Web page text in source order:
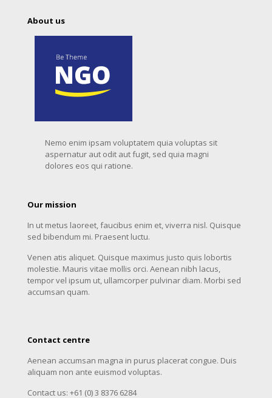
About us
Nemo enim ipsam voluptatem quia voluptas sit
aspernatur aut odit aut fugit, sed quia magni
dolores eos qui ratione.
Our mission
In ut metus laoreet, faucibus enim et, viverra nisl. Quisque
sed bibendum mi. Praesent luctu.
Venen atis aliquet. Quisque maximus justo quis lobortis
molestie. Mauris vitae mollis orci. Aenean nibh lacus,
tempor vel ipsum ut, ullamcorper pulvinar diam. Morbi sed
accumsan quam.
Contact centre
Aenean accumsan magna in purus placerat congue. Duis
aliquam non ante euismod voluptas.
Contact us: +61 (0) 3 8376 6284